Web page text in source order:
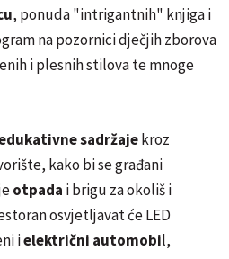
, ponuda "intrigantnih" knjiga i
na pozornici dječjih zborova
i plesnih stilova te mnoge
sadržajekroz
kako bi se građani
otpada i brigu za okoliš i
osvjetljavat će LED
ielektrični automobil,